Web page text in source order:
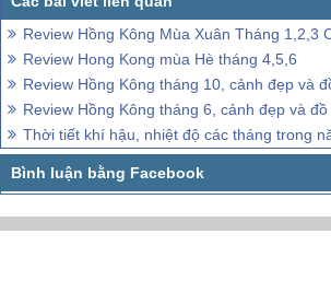
Review Hồng Kông Mùa Xuân Tháng 1,2,3 Chi Tiết
Review Hong Kong mùa Hè tháng 4,5,6
Review Hồng Kông tháng 10, cảnh đẹp và
Review Hồng Kông tháng 6, cảnh đẹp và
Thời tiết khí hậu, nhiệt độ các tháng trong năm của